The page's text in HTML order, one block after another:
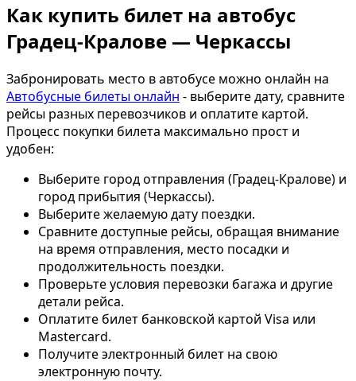
Как купить билет на автобус
Градец-Кралове — Черкассы
Забронировать место в автобусе можно онлайн на
Автобусные билеты онлайн - выберите дату, сравните
рейсы разных перевозчиков и оплатите картой.
Процесс покупки билета максимально прост и
удобен:
Выберите город отправления (Градец-Кралове) и
город прибытия (Черкассы).
Выберите желаемую дату поездки.
Сравните доступные рейсы, обращая внимание
на время отправления, место посадки и
продолжительность поездки.
Проверьте условия перевозки багажа и другие
детали рейса.
Оплатите билет банковской картой Visa или
Mastercard.
Получите электронный билет на свою
электронную почту.